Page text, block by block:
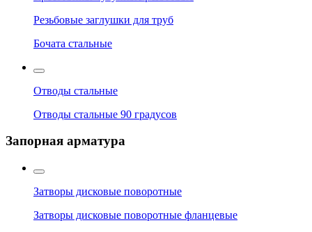
Резьбовые заглушки для труб
Бочата стальные
Отводы стальные
Отводы стальные 90 градусов
Запорная арматура
Затворы дисковые поворотные
Затворы дисковые поворотные фланцевые